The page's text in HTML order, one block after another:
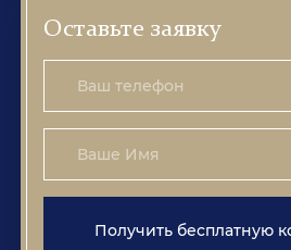
Оставьте заявку
Получить бесплатную